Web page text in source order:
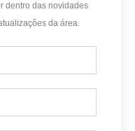
dentro das novidades
da área.